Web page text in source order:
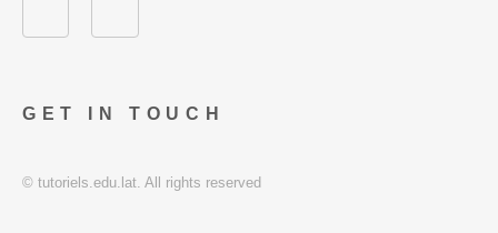
GET IN TOUCH
© tutoriels.edu.lat. All rights reserved